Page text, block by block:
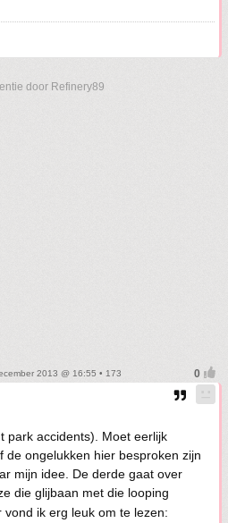
door Refinery89
2013 @ 16:55 • 173
park accidents). Moet eerlijk
de ongelukken hier besproken zijn
mijn idee. De derde gaat over
die glijbaan met die looping
vond ik erg leuk om te lezen: